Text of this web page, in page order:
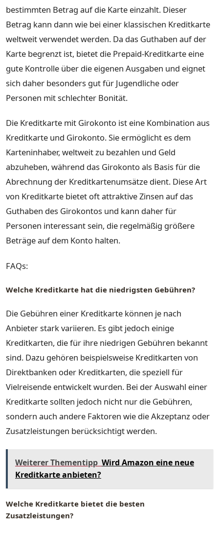
bestimmten Betrag auf die Karte einzahlt. Dieser
Betrag kann dann wie bei einer klassischen Kreditkarte
weltweit verwendet werden. Da das Guthaben auf der
Karte begrenzt ist, bietet die Prepaid-Kreditkarte eine
gute Kontrolle über die eigenen Ausgaben und eignet
sich daher besonders gut für Jugendliche oder
Personen mit schlechter Bonität.
Die Kreditkarte mit Girokonto ist eine Kombination aus
Kreditkarte und Girokonto. Sie ermöglicht es dem
Karteninhaber, weltweit zu bezahlen und Geld
abzuheben, während das Girokonto als Basis für die
Abrechnung der Kreditkartenumsätze dient. Diese Art
von Kreditkarte bietet oft attraktive Zinsen auf das
Guthaben des Girokontos und kann daher für
Personen interessant sein, die regelmäßig größere
Beträge auf dem Konto halten.
FAQs:
Welche Kreditkarte hat die niedrigsten Gebühren?
Die Gebühren einer Kreditkarte können je nach
Anbieter stark variieren. Es gibt jedoch einige
Kreditkarten, die für ihre niedrigen Gebühren bekannt
sind. Dazu gehören beispielsweise Kreditkarten von
Direktbanken oder Kreditkarten, die speziell für
Vielreisende entwickelt wurden. Bei der Auswahl einer
Kreditkarte sollten jedoch nicht nur die Gebühren,
sondern auch andere Faktoren wie die Akzeptanz oder
Zusatzleistungen berücksichtigt werden.
Weiterer Thementipp Wird Amazon eine neue
Kreditkarte anbieten?
Welche Kreditkarte bietet die besten
Zusatzleistungen?